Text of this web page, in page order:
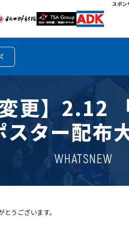
スポン
更】2.12
ター配布
WHATSNEW
うございます。